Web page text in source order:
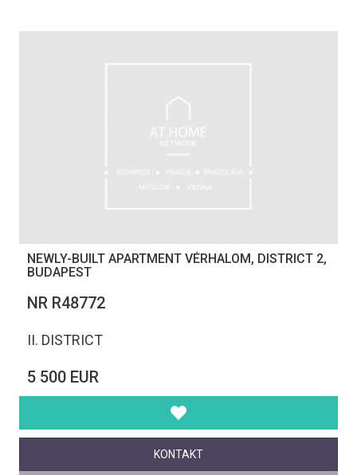
NEWLY-BUILT APARTMENT VÉRHALOM, DISTRICT 2,
BUDAPEST
NR R48772
II. DISTRICT
5 500 EUR
KONTAKT